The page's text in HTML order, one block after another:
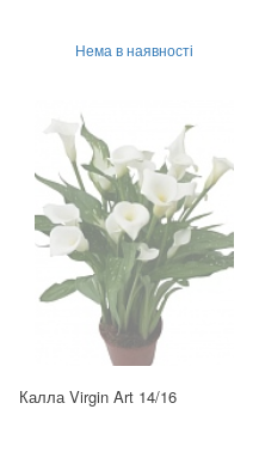
Нема в наявності
Калла Virgin Art 14/16